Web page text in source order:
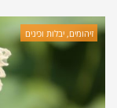
זיהומים, יבלות וכינים